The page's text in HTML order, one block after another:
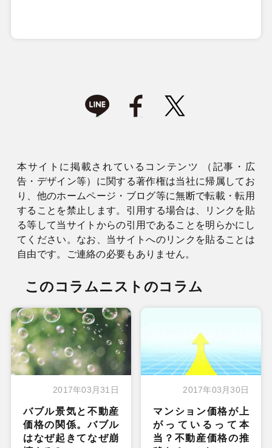
本サイトに掲載されているコンテンツ （記事・広
告・デザイン等）に関する著作権は当社に帰属してお
り、他のホームページ・ブログ等に無断で転載・転用
することを禁止します。引用する場合は、リンクを貼
る等して当サイトからの引用であることを明らかにし
てください。なお、当サイトへのリンクを貼ることは
自由です。ご連絡の必要もありません。
このコラムニストのコラム
2017年03月31日
バブル景気と不動産
価格の関係。バブル
はなぜ起きてなぜ崩
2017年03月30日
マンション価格が上
がっているって本
当？不動産価格の推